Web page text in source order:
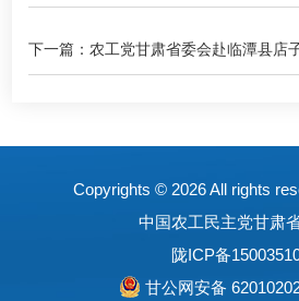
抗震救灾
下一篇：农工党甘肃省委会赴临潭县店
Copyrights © 2026 All rights
中国农工民主党甘肃
陇ICP备
甘公网安备